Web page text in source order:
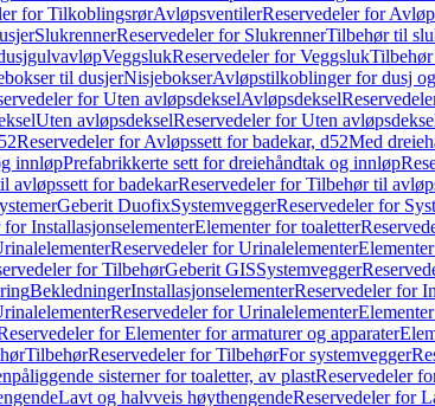
for TilkoblingsrørAvløpsventilerReservedeler for
SlukrennerReservedeler for SlukrennerTilbehør til
VeggslukReservedeler for Veggsluk
til dusjerNisjebokserAvløpstilkoblinger for dusj
for Uten avløpsdekselAvløpsdeksel
Uten avløpsdekselReservedeler for Uten
Reservedeler for Avløpssett for badekar, d52Med
innløpPrefabrikkerte sett for dreiehåndtak og innløp
avløpssett for badekarReservedeler for Tilbehør til
Geberit DuofixSystemveggerReservedeler for
for InstallasjonselementerElementer for toaletter
Reservedeler for Urinalelementer
for TilbehørGeberit GISSystemvegger
BekledningerInstallasjonselementerReservedeler for
Reservedeler for Urinalelementer
for Elementer for armaturer og apparater
TilbehørReservedeler for TilbehørFor systemvegger
sisterner for toaletter, av plastReservedeler
Lavt og halvveis høythengendeReservedeler for